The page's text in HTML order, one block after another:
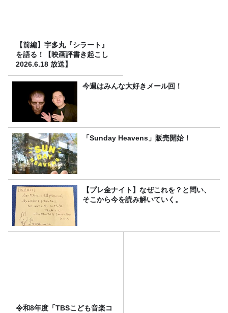
【前編】宇多丸『シラート』
を語る！【映画評書き起こし
2026.6.18 放送】
今週はみんな大好きメール回！
「Sunday Heavens」販売開始！
【プレ金ナイト】なぜこれを？と問い、
そこから今を読み解いていく。
令和8年度「TBSこども音楽コ